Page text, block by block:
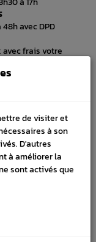
avec DPD
avec frais votre
de visiter et
à son
D'autres
à améliorer la
sont activés que